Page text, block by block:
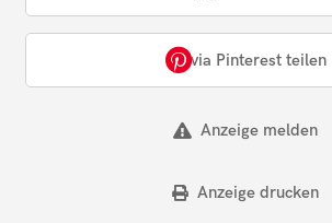
via Pinterest teilen
Anzeige melden
Anzeige drucken